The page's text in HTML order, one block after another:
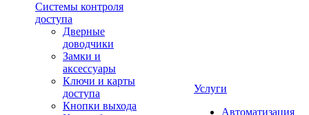
Системы контроля
доступа
Дверные
доводчики
Замки и
аксессуары
Ключи и карты
доступа
Кнопки выхода
Услуги
Автоматизация